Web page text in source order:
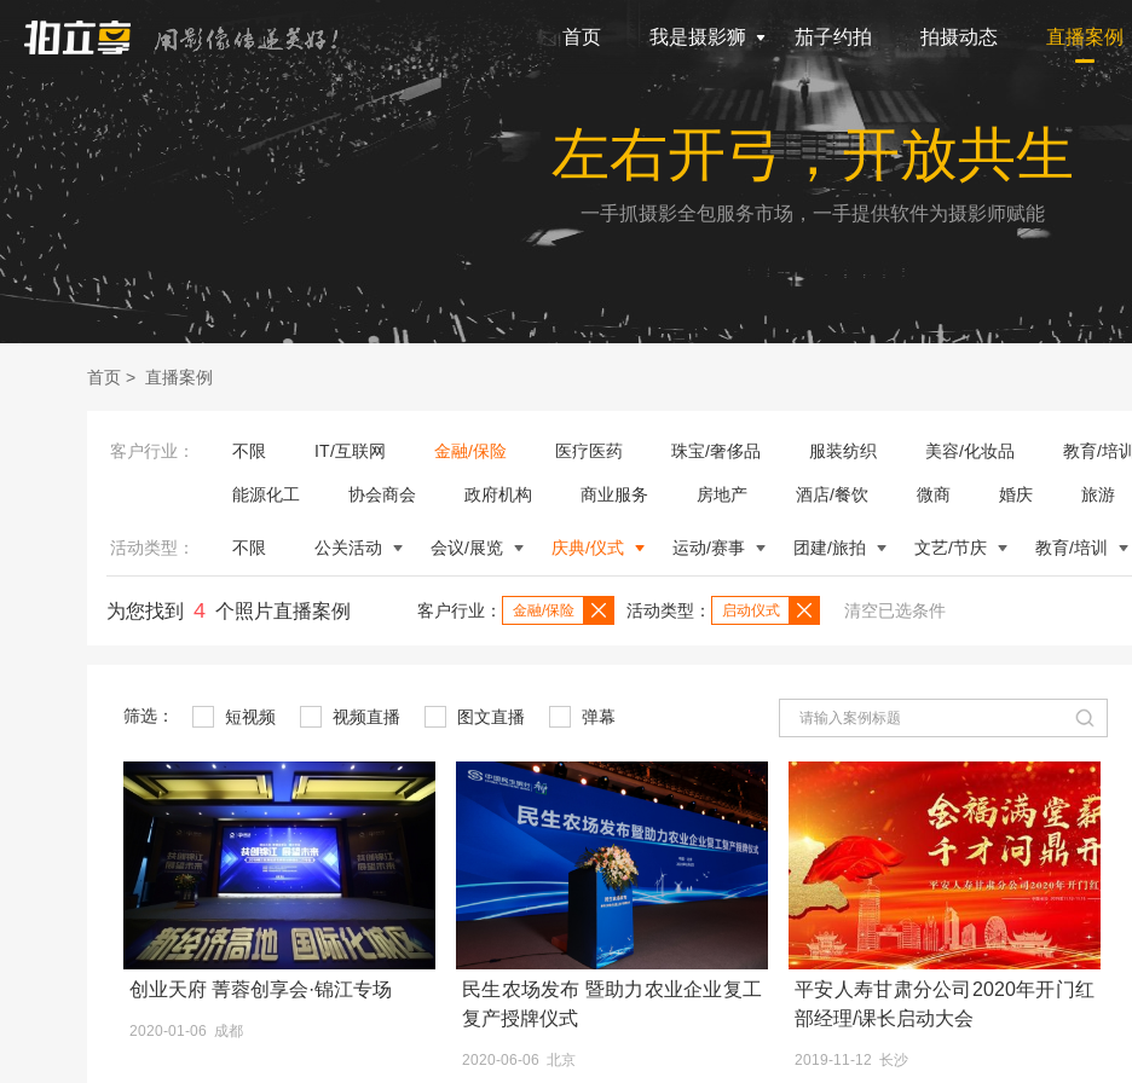
首页 我是摄影狮 茄子约拍 拍摄动态 直播案例
左右开弓，开放共生
一手抓摄影全包服务市场，一手提供软件为摄影师赋能
首页 > 直播案例
客户行业： 不限 IT/互联网 金融/保险 医疗医药 珠宝/奢侈品 服装纺织 美容/化妆品 教育/培训
能源化工 协会商会 政府机构 商业服务 房地产 酒店/餐饮 微商 婚庆 旅游
活动类型： 不限 公关活动 会议/展览 庆典/仪式 运动/赛事 团建/旅拍 文艺/节庆 教育/培训
为您找到 4 个照片直播案例 客户行业： 金融/保险 活动类型： 启动仪式 清空已选条件
筛选： 短视频 视频直播 图文直播 弹幕
创业天府 菁蓉创享会·锦江专场
2020-01-06 成都
民生农场发布 暨助力农业企业复工
复产授牌仪式
2020-06-06 北京
平安人寿甘肃分公司2020年开门红
部经理/课长启动大会
2019-11-12 长沙